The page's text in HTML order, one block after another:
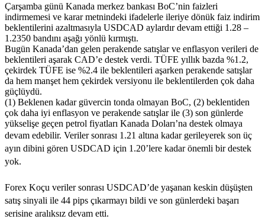
Çarşamba günü Kanada merkez bankası BoC’nin faizleri
indirmemesi ve karar metnindeki ifadelerle ileriye dönük faiz indirim
beklentilerini azaltmasıyla USDCAD aylardır devam ettiği 1.28 –
1.2350 bandını aşağı yönlü kırmıştı.
Bugün Kanada’dan gelen perakende satışlar ve enflasyon verileri de
beklentileri aşarak CAD’e destek verdi. TÜFE yıllık bazda %1.2,
çekirdek TÜFE ise %2.4 ile beklentileri aşarken perakende satışlar
da hem manşet hem çekirdek versiyonu ile beklentilerden çok daha
güçlüydü.
(1) Beklenen kadar güvercin tonda olmayan BoC, (2) beklentiden
çok daha iyi enflasyon ve perakende satışlar ile (3) son günlerde
yükselişe geçen petrol fiyatları Kanada Doları’na destek olmaya
devam edebilir. Veriler sonrası 1.21 altına kadar gerileyerek son üç
ayın dibini gören USDCAD için 1.20’lere kadar önemli bir destek
yok.
Forex Koçu veriler sonrası USDCAD’de yaşanan keskin düşüşten
satış sinyali ile 44 pips çıkarmayı bildi ve son günlerdeki başarı
serisine aralıksız devam etti.